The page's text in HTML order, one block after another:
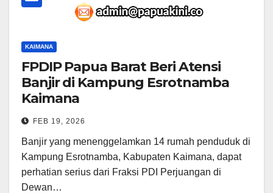
KAIMANA
FPDIP Papua Barat Beri Atensi
Banjir di Kampung Esrotnamba
Kaimana
FEB 19, 2026
Banjir yang menenggelamkan 14 rumah penduduk di
Kampung Esrotnamba, Kabupaten Kaimana, dapat
perhatian serius dari Fraksi PDI Perjuangan di
Dewan…